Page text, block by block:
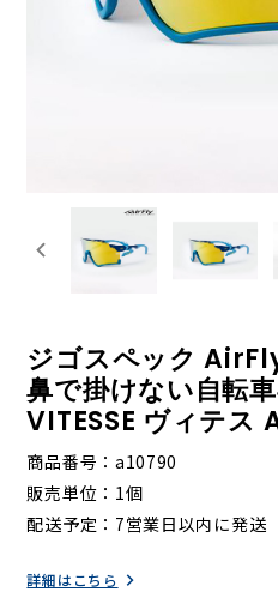
ジゴスペック
鼻で掛けない自転
VITESSE ヴィテス
商品番号
a10790
販売単位
1個
配送予定
7営業日以内に発送
詳細はこちら